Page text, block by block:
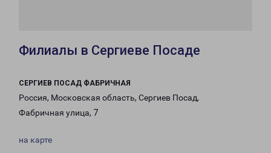
Филиалы в Сергиеве Посаде
СЕРГИЕВ ПОСАД ФАБРИЧНАЯ
Россия, Московская область, Сергиев Посад,
Фабричная улица, 7
на карте